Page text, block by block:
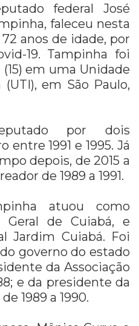
federal José
faleceu nesta
anos de idade, por
19. Tampinha foi
em uma Unidade
em São Paulo,
por dois
1991 e 1995. Já
depois, de 2015 a
de 1989 a 1991.
atuou como
de Cuiabá, e
Jardim Cuiabá. Foi
governo do estado
da Associação
e da presidente da
1989 a 1990.